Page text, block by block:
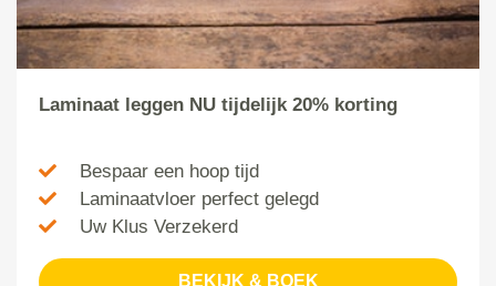
Laminaat leggen NU tijdelijk 20% korting
Bespaar een hoop tijd
Laminaatvloer perfect gelegd
Uw Klus Verzekerd
BEKIJK & BOEK